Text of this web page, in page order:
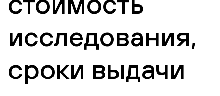
исследования,
сроки выдачи